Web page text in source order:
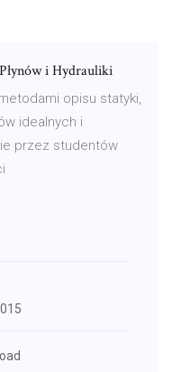
i Hydrauliki
opisu statyki,
idealnych i
przez studentów